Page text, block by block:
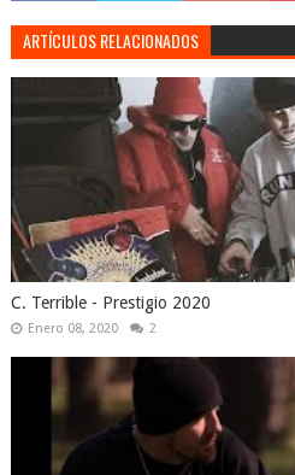
ARTÍCULOS RELACIONADOS
C. Terrible - Prestigio 2020
Enero 08, 2020 2